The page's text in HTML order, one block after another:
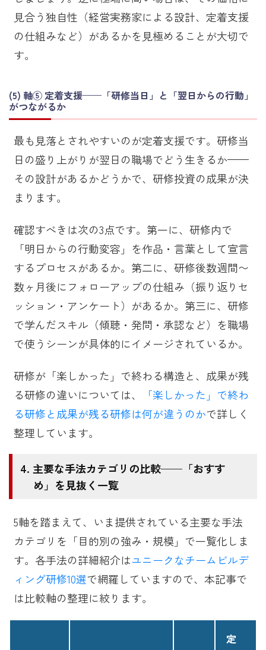
見合う独自性（経営実務家による設計、定着支援
の仕組みなど）があるかを見極めることが大切で
す。
軸⑤ 定着支援——「研修当日」と「翌日からの行動」
がつながるか
最も見落とされやすいのが定着支援です。研修当
日の盛り上がりが翌日の職場でどう生きるか——
その設計があるかどうかで、研修投資の成果が決
まります。
確認すべきは次の3点です。第一に、研修内で
「明日からの行動変容」を作品・言葉として宣言
するプロセスがあるか。第二に、研修後数週間〜
数ヶ月後にフォローアップの仕組み（振り返りセ
ッション・アンケート）があるか。第三に、研修
で学んだスキル（傾聴・発問・承認など）を職場
で使うシーンが具体的にイメージされているか。
研修が「楽しかった」で終わる構造と、成果が残
る研修の違いについては、
「楽しかった」で終わ
る研修と成果が残る研修は何が違うのかで詳しく
整理しています。
主要な手法カテゴリの比較——「おすす
め」を見抜く一覧
5軸を踏まえて、いま提供されている主要な手法
カテゴリを「目的別の強み・規模」で一覧化しま
す。各手法の詳細紹介はユニークなチームビルデ
ィング研修10選で網羅していますので、本記事で
は比較軸の整理に絞ります。
定